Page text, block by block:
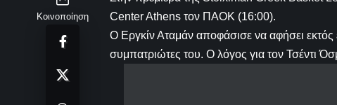
Κοινοποίηση
Center Athens τον ΠΑΟΚ (16:00).
Ο Εργκίν Αταμάν αποφάσισε να αφήσει
συμπατριώτες του. Ο λόγος για τον Τσέντι